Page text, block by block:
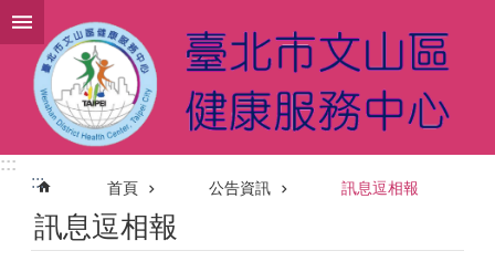
跳到主要內容區塊
:::
:::
首頁 公告資訊 訊息逗相報
訊息逗相報